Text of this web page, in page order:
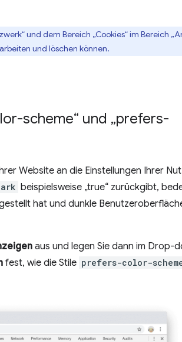
und dem Bereich „Cookies“ im Bereich
und löschen können.
scheme“ und „prefers-
Website an die Einstellungen Ihrer
beispielsweise „true“ zurückgibt,
hat und dunkle
aus und legen Sie dann im Drop-
fest, wie die Stile prefers-color-